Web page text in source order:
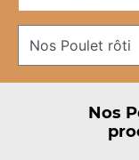
Nos